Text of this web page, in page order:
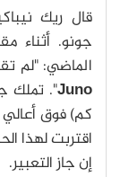
قال ريك
جونو. أثناء
الماضي: "لم
Juno
كم) فوق
اقتربت لهذا
إن جاز التعبير.